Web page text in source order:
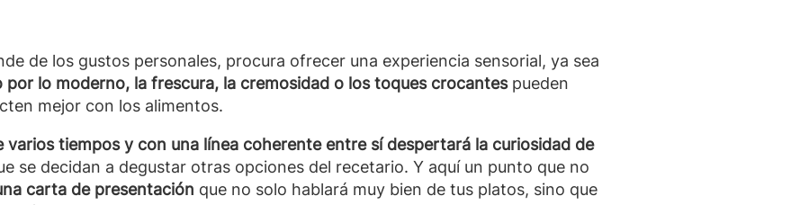
de los gustos personales, procura ofrecer una experiencia sensorial, ya sea
por lo moderno, la frescura, la cremosidad o los toques crocantespueden
mejor con los alimentos.
varios tiempos y con una línea coherente entre sí despertará la curiosidad de
se decidan a degustar otras opciones del recetario. Y aquí un punto que no
carta de presentación que no solo hablará muy bien de tus platos, sino que